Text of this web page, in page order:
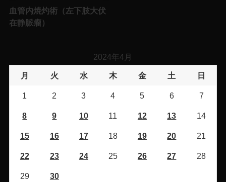
血管内焼灼術（左下肢大伏
在静脈瘤）
2024年4月
月 火 水 木 金 土 日
1 2 3 4 5 6 7
8 9 10 11 12 13 14
15 16 17 18 19 20 21
22 23 24 25 26 27 28
29 30